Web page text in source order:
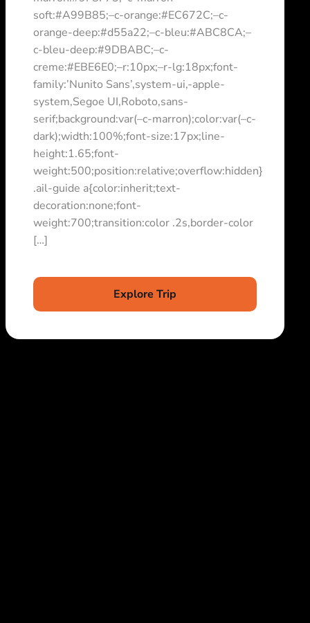
soft:#A99B85;–c-orange:#EC672C;–c-
orange-deep:#d55a22;–c-bleu:#ABC8CA;–
c-bleu-deep:#9DBABC;–c-
creme:#EBE6E0;–r:10px;–r-lg:18px;font-
family:’Nunito Sans’,system-ui,-apple-
system,Segoe UI,Roboto,sans-
serif;background:var(–c-marron);color:var(–c-
dark);width:100%;font-size:17px;line-
height:1.65;font-
weight:500;position:relative;overflow:hidden}
.ail-guide a{color:inherit;text-
decoration:none;font-
weight:700;transition:color .2s,border-color
[…]
Explore Trip